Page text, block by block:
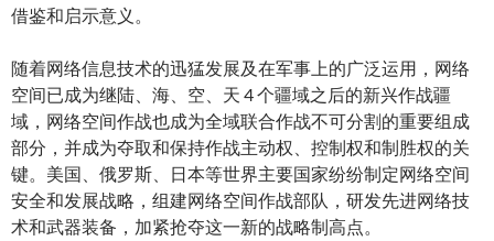
借鉴和启示意义。
随着网络信息技术的迅猛发展及在军事上的广泛运用，网络
空间已成为继陆、海、空、天 4 个疆域之后的新兴作战疆
域，网络空间作战也成为全域联合作战不可分割的重要组成
部分，并成为夺取和保持作战主动权、控制权和制胜权的关
键。美国、俄罗斯、日本等世界主要国家纷纷制定网络空间
安全和发展战略，组建网络空间作战部队，研发先进网络技
术和武器装备，加紧抢夺这一新的战略制高点。